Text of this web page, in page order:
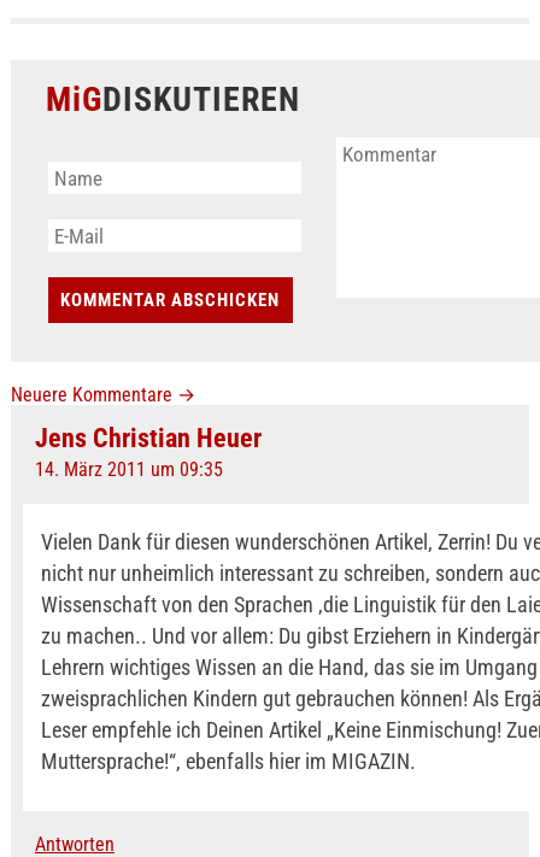
MiGDISKUTIEREN
Neuere Kommentare →
Jens Christian Heuer
14. März 2011 um 09:35
Vielen Dank für diesen wunderschönen Artikel, Zerrin! Du
nicht nur unheimlich interessant zu schreiben, sondern
Wissenschaft von den Sprachen ,die Linguistik für den
zu machen.. Und vor allem: Du gibst Erziehern in
Lehrern wichtiges Wissen an die Hand, das sie im
zweisprachlichen Kindern gut gebrauchen können! Als
Leser empfehle ich Deinen Artikel „Keine Einmischung!
Muttersprache!“, ebenfalls hier im MIGAZIN.
Antworten